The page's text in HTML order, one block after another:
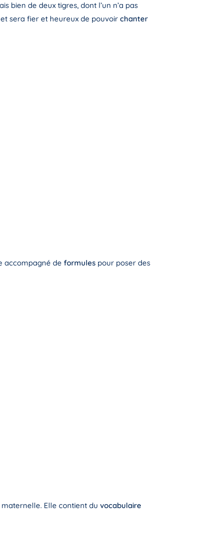
bien de deux tigres, dont l’un n’a pas
sera fier et heureux de pouvoir chanter
accompagné de formules pour poser des
Elle contient du vocabulaire